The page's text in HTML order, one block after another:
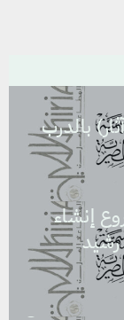
وخرائط مشروع (77 آثار) بالدرب
إنشاء
رشيدنزع ملكية
والإعدادية، بالرقم التعريفى (1312747) الكائن